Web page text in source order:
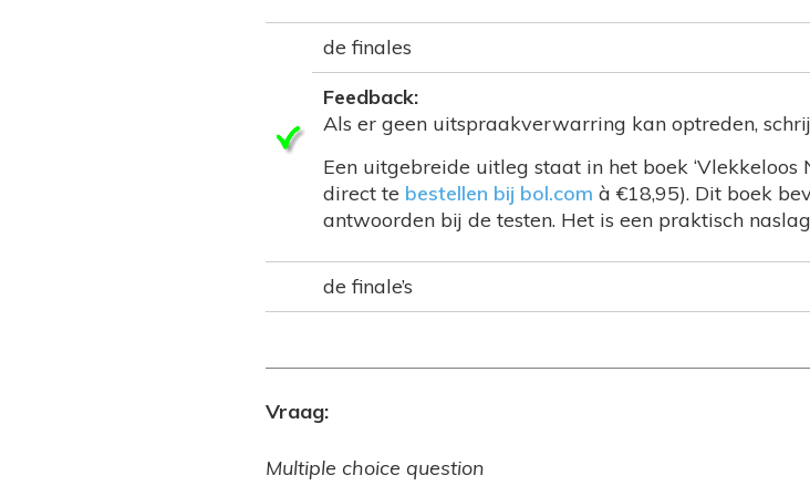
de finales
Feedback:
Als er geen uitspraakverwarring kan optreden,
Een uitgebreide uitleg staat in het boek ‘Vlekkeloos
direct te bestellen bij bol.com à €18,95). Dit boek
antwoorden bij de testen. Het is een praktisch
de finale’s
Vraag:
Multiple choice question